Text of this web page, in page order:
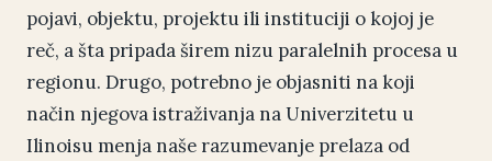
pojavi, objektu, projektu ili instituciji o kojoj je
reč, a šta pripada širem nizu paralelnih procesa u
regionu. Drugo, potrebno je objasniti na koji
način njegova istraživanja na Univerzitetu u
Ilinoisu menja naše razumevanje prelaza od